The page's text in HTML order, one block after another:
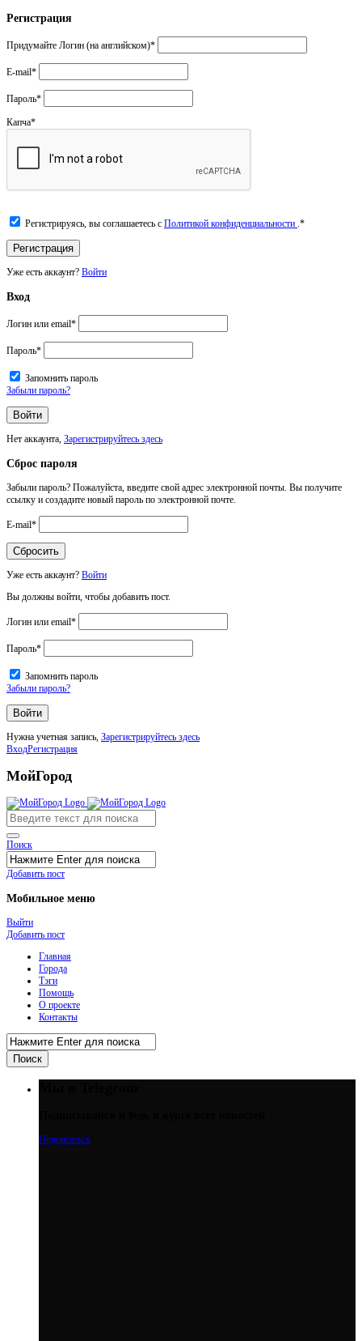
Регистрация
Придумайте Логин (на английском)*
E-mail*
Пароль*
Капча*
Регистрируясь, вы соглашаетесь с Политикой конфиденциальности .*
Уже есть аккаунт? Войти
Вход
Логин или email*
Пароль*
Запомнить пароль
Забыли пароль?
Нет аккаунта, Зарегистрируйтесь здесь
Сброс пароля
Забыли пароль? Пожалуйста, введите свой адрес электронной почты. Вы получите
ссылку и создадите новый пароль по электронной почте.
E-mail*
Уже есть аккаунт? Войти
Вы должны войти, чтобы добавить пост.
Логин или email*
Пароль*
Запомнить пароль
Забыли пароль?
Нужна учетная запись, Зарегистрируйтесь здесь
ВходРегистрация
МойГород
Поиск
Добавить пост
Мобильное меню
Выйти
Добавить пост
Главная
Города
Тэги
Помощь
О проекте
Контакты
Подписаться